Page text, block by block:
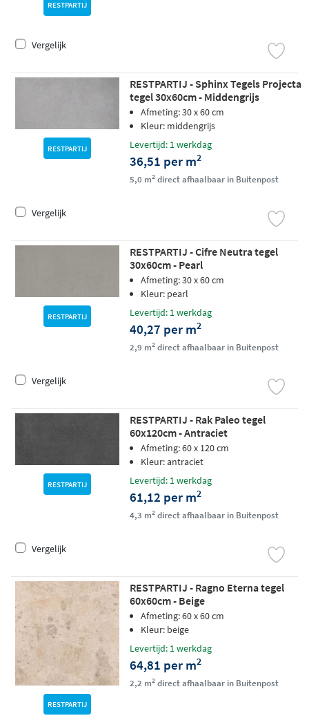
RESTPARTIJ
Vergelijk
RESTPARTIJ
RESTPARTIJ - Sphinx Tegels Projecta
tegel 30x60cm - Middengrijs
Afmeting: 30 x 60 cm
Kleur: middengrijs
Levertijd: 1 werkdag
36,51 per m2
5,0 m2direct afhaalbaar in Buitenpost
Vergelijk
RESTPARTIJ
RESTPARTIJ - Cifre Neutra tegel
30x60cm - Pearl
Afmeting: 30 x 60 cm
Kleur: pearl
Levertijd: 1 werkdag
40,27 per m2
2,9 m2direct afhaalbaar in Buitenpost
Vergelijk
RESTPARTIJ
RESTPARTIJ - Rak Paleo tegel
60x120cm - Antraciet
Afmeting: 60 x 120 cm
Kleur: antraciet
Levertijd: 1 werkdag
61,12 per m2
4,3 m2direct afhaalbaar in Buitenpost
Vergelijk
RESTPARTIJ
RESTPARTIJ - Ragno Eterna tegel
60x60cm - Beige
Afmeting: 60 x 60 cm
Kleur: beige
Levertijd: 1 werkdag
64,81 per m2
2,2 m2direct afhaalbaar in Buitenpost